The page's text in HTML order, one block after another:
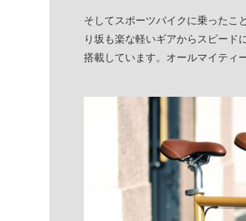
そしてスポーツバイクに乗ったこ
り坂も楽な軽いギアからスピード
搭載しています。オールマイティ